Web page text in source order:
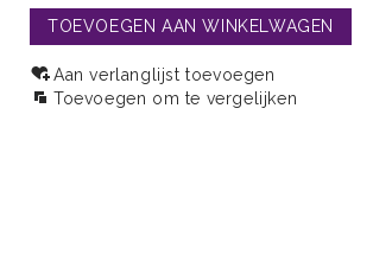
TOEVOEGEN AAN WINKELWAGEN
Aan verlanglijst toevoegen
Toevoegen om te vergelijken